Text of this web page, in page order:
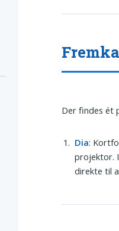
Der findes ét
Dia:
projektor.
direkte til